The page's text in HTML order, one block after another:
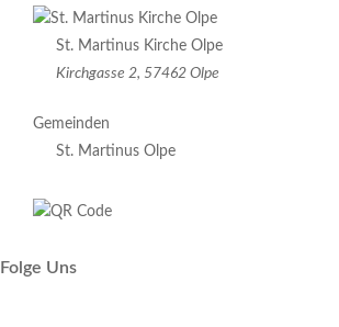
St. Martinus Kirche Olpe
Kirchgasse 2, 57462 Olpe
Gemeinden
St. Martinus Olpe
Folge Uns